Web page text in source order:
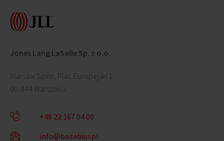
Jones Lang LaSalle Sp. z o.o.
Warsaw Spire, Plac Europejski 1
00-844 Warszawa
+48 22 167 04 00
info@bazabiur.pl